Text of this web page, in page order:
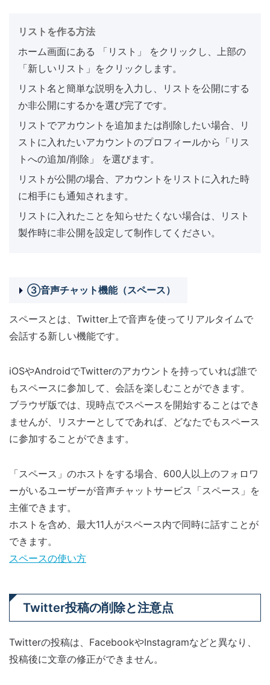
リストを作る方法
ホーム画面にある 「リスト」 をクリックし、上部の
「新しいリスト」をクリックします。
リスト名と簡単な説明を入力し、リストを公開にする
か非公開にするかを選び完了です。
リストでアカウントを追加または削除したい場合、リ
ストに入れたいアカウントのプロフィールから「リス
トへの追加/削除」 を選びます。
リストが公開の場合、アカウントをリストに入れた時
に相手にも通知されます。
リストに入れたことを知らせたくない場合は、リスト
製作時に非公開を設定して制作してください。
③音声チャット機能（スペース）
スペースとは、Twitter上で音声を使ってリアルタイムで
会話する新しい機能です。
iOSやAndroidでTwitterのアカウントを持っていれば誰で
もスペースに参加して、会話を楽しむことができます。
ブラウザ版では、現時点でスペースを開始することはでき
ませんが、リスナーとしてであれば、どなたでもスペース
に参加することができます。
「スペース」のホストをする場合、600人以上のフォロワ
ーがいるユーザーが音声チャットサービス「スペース」を
主催できます。
ホストを含め、最大11人がスペース内で同時に話すことが
できます。
スペースの使い方
Twitter投稿の削除と注意点
Twitterの投稿は、FacebookやInstagramなどと異なり、
投稿後に文章の修正ができません。